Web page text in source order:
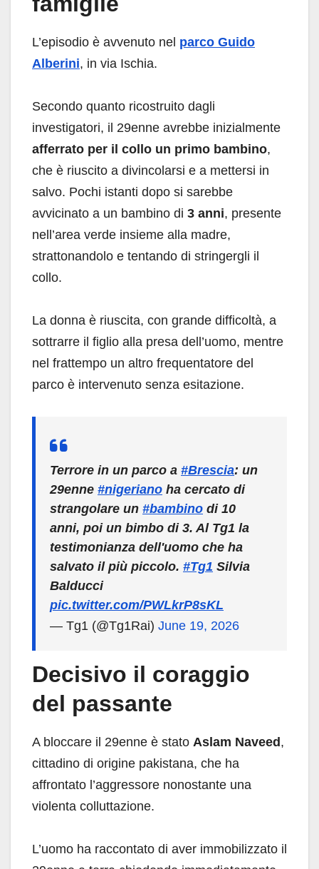
L’episodio è avvenuto nel parco Guido
Alberini, in via Ischia.
Secondo quanto ricostruito dagli
investigatori, il 29enne avrebbe inizialmente
afferrato per il collo un primo bambino,
che è riuscito a divincolarsi e a mettersi in
salvo. Pochi istanti dopo si sarebbe
avvicinato a un bambino di 3 anni, presente
nell’area verde insieme alla madre,
strattonandolo e tentando di stringergli il
collo.
La donna è riuscita, con grande difficoltà, a
sottrarre il figlio alla presa dell’uomo, mentre
nel frattempo un altro frequentatore del
parco è intervenuto senza esitazione.
Terrore in un parco a #Brescia: un
29enne #nigeriano ha cercato di
strangolare un #bambino di 10
anni, poi un bimbo di 3. Al Tg1 la
testimonianza dell'uomo che ha
salvato il più piccolo. #Tg1 Silvia
Balducci
pic.twitter.com/PWLkrP8sKL
— Tg1 (@Tg1Rai) June 19, 2026
Decisivo il coraggio
del passante
A bloccare il 29enne è stato Aslam Naveed,
cittadino di origine pakistana, che ha
affrontato l’aggressore nonostante una
violenta colluttazione.
L’uomo ha raccontato di aver immobilizzato il